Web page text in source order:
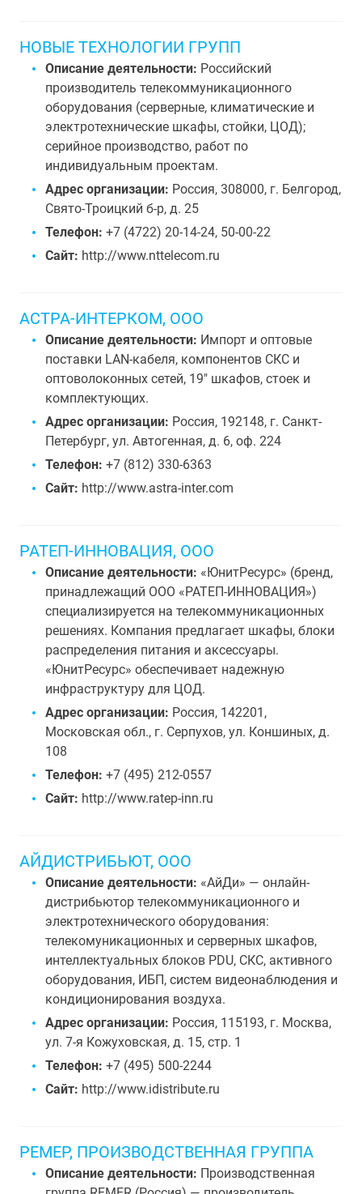
НОВЫЕ ТЕХНОЛОГИИ ГРУПП
Описание деятельности: Российский
производитель телекоммуникационного
оборудования (серверные, климатические и
электротехнические шкафы, стойки, ЦОД);
серийное производство, работ по
индивидуальным проектам.
Адрес организации: Россия, 308000, г. Белгород,
Свято-Троицкий б-р, д. 25
Телефон: +7 (4722) 20-14-24, 50-00-22
Сайт: http://www.nttelecom.ru
АСТРА-ИНТЕРКОМ, ООО
Описание деятельности: Импорт и оптовые
поставки LAN-кабеля, компонентов СКС и
оптоволоконных сетей, 19" шкафов, стоек и
комплектующих.
Адрес организации: Россия, 192148, г. Санкт-
Петербург, ул. Автогенная, д. 6, оф. 224
Телефон: +7 (812) 330-6363
Сайт: http://www.astra-inter.com
РАТЕП-ИННОВАЦИЯ, ООО
Описание деятельности: «ЮнитРесурс» (бренд,
принадлежащий ООО «РАТЕП-ИННОВАЦИЯ»)
специализируется на телекоммуникационных
решениях. Компания предлагает шкафы, блоки
распределения питания и аксессуары.
«ЮнитРесурс» обеспечивает надежную
инфраструктуру для ЦОД.
Адрес организации: Россия, 142201,
Московская обл., г. Серпухов, ул. Коншиных, д.
108
Телефон: +7 (495) 212-0557
Сайт: http://www.ratep-inn.ru
АЙДИСТРИБЬЮТ, ООО
Описание деятельности: «АйДи» — онлайн-
дистрибьютор телекоммуникационного и
электротехнического оборудования:
телекомуникационных и серверных шкафов,
интеллектуальных блоков PDU, СКС, активного
оборудования, ИБП, систем видеонаблюдения и
кондиционирования воздуха.
Адрес организации: Россия, 115193, г. Москва,
ул. 7-я Кожуховская, д. 15, стр. 1
Телефон: +7 (495) 500-2244
Сайт: http://www.idistribute.ru
РЕМЕР, ПРОИЗВОДСТВЕННАЯ ГРУППА
Описание деятельности: Производственная